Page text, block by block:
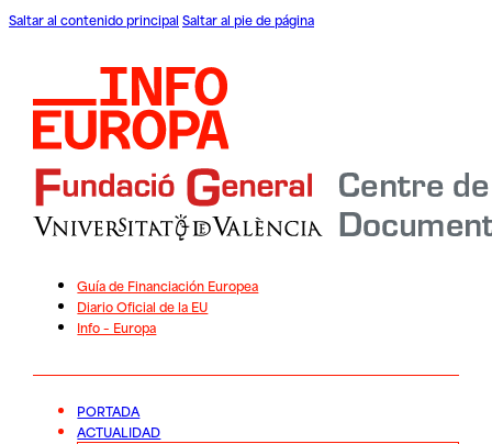
Saltar al contenido principal Saltar al pie de página
Guía de Financiación Europea
Diario Oficial de la EU
Info – Europa
PORTADA
ACTUALIDAD